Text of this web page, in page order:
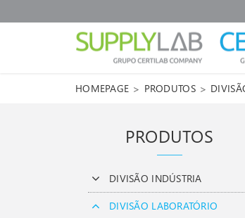
HOMEPAGE > PRODUTOS >
PRODUTOS
DIVISÃO INDÚSTRIA
DIVISÃO LABORATÓRIO